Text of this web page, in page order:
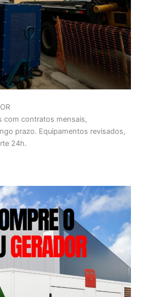
com contratos mensais,
prazo. Equipamentos revisados,
24h.